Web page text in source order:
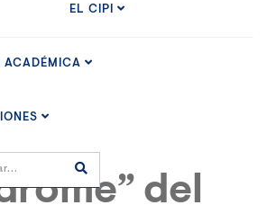
EL CIPI
ACADÉMICA
del